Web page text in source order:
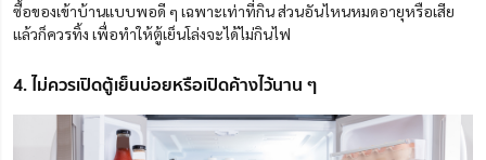
ซื้อของเข้าบ้านแบบพอดี ๆ เฉพาะเท่าที่กิน ส่วนอันไหนหมดอายุหรือเสีย
แล้วก็ควรทิ้ง เพื่อทำให้ตู้เย็นโล่งจะได้ไม่กินไฟ
4. ไม่ควรเปิดตู้เย็นบ่อยหรือเปิดค้างไว้นาน ๆ